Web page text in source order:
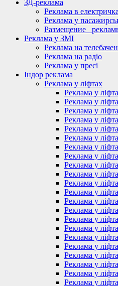
ЗД-реклама
Реклама в
Реклама у
Размещение_
Реклама у ЗМІ
Реклама на
Реклама на радіо
Реклама у пресі
Індор реклама
Реклама у ліфтах
Реклама у
Реклама у
Реклама у
Реклама у
Реклама у
Реклама у
Реклама у
Реклама у
Реклама у
Реклама у
Реклама у
Реклама у
Реклама у
Реклама у
Реклама у
Реклама у
Реклама у
Реклама у
Реклама у
Реклама у
Реклама у
Реклама у